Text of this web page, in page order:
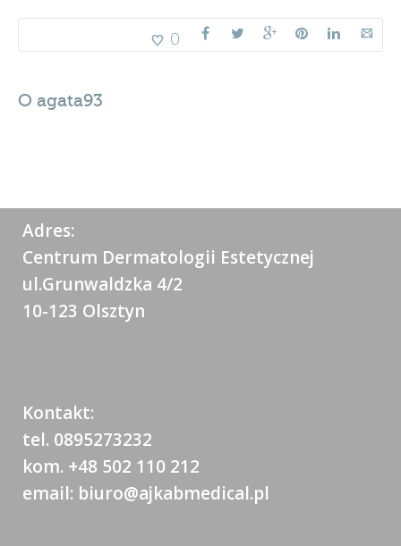
0
O agata93
Adres:
Centrum Dermatologii Estetycznej
ul.Grunwaldzka 4/2
10-123 Olsztyn
Kontakt:
tel. 0895273232
kom. +48 502 110 212
email: biuro@ajkabmedical.pl